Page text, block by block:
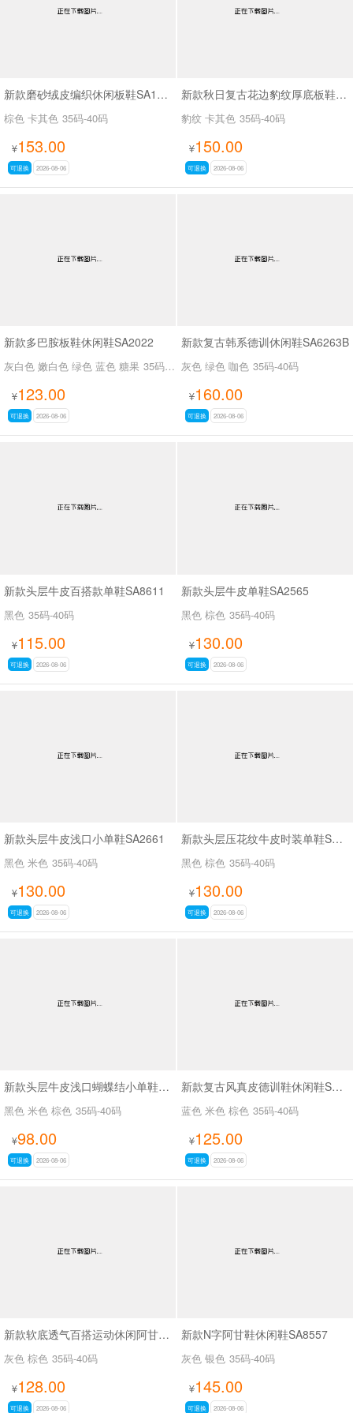
新款磨砂绒皮编织休闲板鞋SA18035
棕色 卡其色 35码-40码
¥153.00
可退换 2026-08-06
新款秋日复古花边豹纹厚底板鞋SA18036
豹纹 卡其色 35码-40码
¥150.00
可退换 2026-08-06
新款多巴胺板鞋休闲鞋SA2022
灰白色 嫩白色 绿色 蓝色 糖果 35码-39码
¥123.00
可退换 2026-08-06
新款复古韩系德训休闲鞋SA6263B
灰色 绿色 咖色 35码-40码
¥160.00
可退换 2026-08-06
新款头层牛皮百搭款单鞋SA8611
黑色 35码-40码
¥115.00
可退换 2026-08-06
新款头层牛皮单鞋SA2565
黑色 棕色 35码-40码
¥130.00
可退换 2026-08-06
新款头层牛皮浅口小单鞋SA2661
黑色 米色 35码-40码
¥130.00
可退换 2026-08-06
新款头层压花纹牛皮时装单鞋SA2562
黑色 棕色 35码-40码
¥130.00
可退换 2026-08-06
新款头层牛皮浅口蝴蝶结小单鞋SA7801
黑色 米色 棕色 35码-40码
¥98.00
可退换 2026-08-06
新款复古风真皮德训鞋休闲鞋SA2696
蓝色 米色 棕色 35码-40码
¥125.00
可退换 2026-08-06
新款软底透气百搭运动休闲阿甘鞋SA2697
灰色 棕色 35码-40码
¥128.00
可退换 2026-08-06
新款N字阿甘鞋休闲鞋SA8557
灰色 银色 35码-40码
¥145.00
可退换 2026-08-06